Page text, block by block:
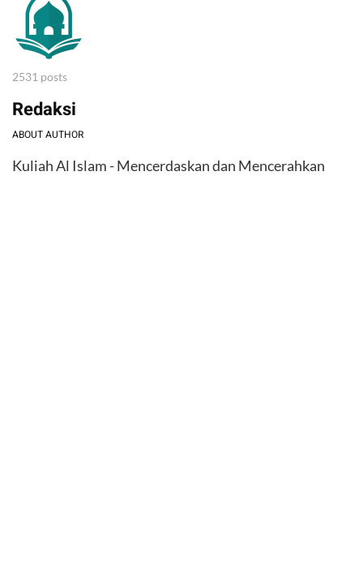
2531 posts
Redaksi
ABOUT AUTHOR
Kuliah Al Islam - Mencerdaskan dan Mencerahkan